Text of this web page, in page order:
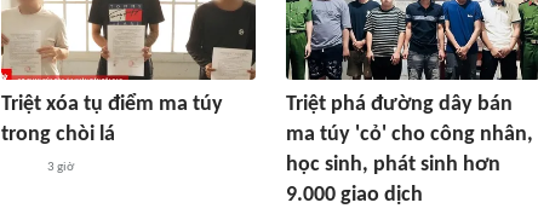
Triệt xóa tụ điểm ma túy
trong chòi lá
3 giờ
Triệt phá đường dây bán
ma túy 'cỏ' cho công nhân,
học sinh, phát sinh hơn
9.000 giao dịch